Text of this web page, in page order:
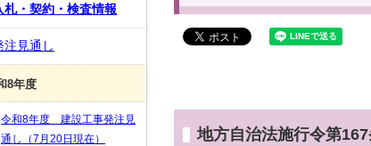
地方自治法施行令第
札・契約・検査情報
注見通し
8年度
令和8年度 建設工事発注見
通し（7月20日現在）